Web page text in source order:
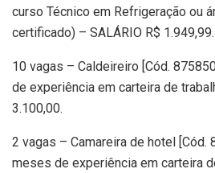
curso Técnico em Refrigeração ou
certificado) – SALÁRIO R$ 1.949,99.
10 vagas – Caldeireiro [Cód.
de experiência em carteira de
3.100,00.
2 vagas – Camareira de hotel
meses de experiência em carteira